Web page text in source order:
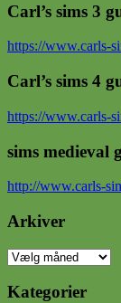
Carl’s sims 3
https://www.carls-
Carl’s sims 4
https://www.carls-
sims medieval
http://www.carls-
Arkiver
Arkiver
Kategorier